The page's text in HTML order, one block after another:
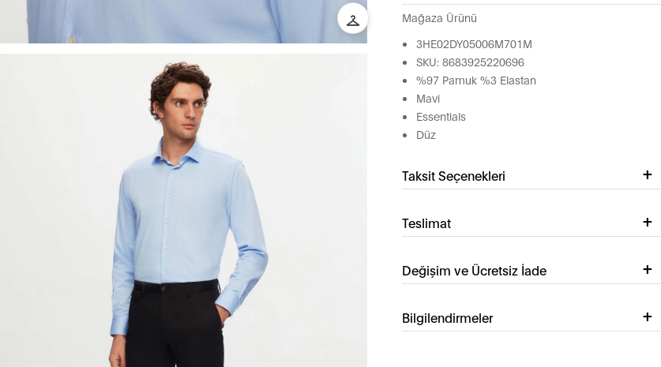
Mağaza Ürünü
3HE02DY05006M701M
SKU: 8683925220696
%97 Pamuk %3 Elastan
Mavi
Essentials
Düz
Taksit Seçenekleri
Teslimat
Değişim ve Ücretsiz İade
Bilgilendirmeler